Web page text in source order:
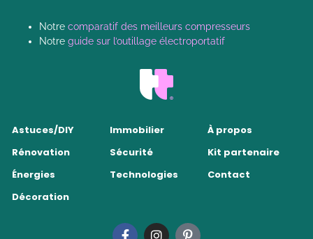
Notre comparatif des meilleurs compresseurs
Notre guide sur l’outillage électroportatif
Astuces/DIY
Rénovation
Énergies
Décoration
Immobilier
Sécurité
Technologies
À propos
Kit partenaire
Contact